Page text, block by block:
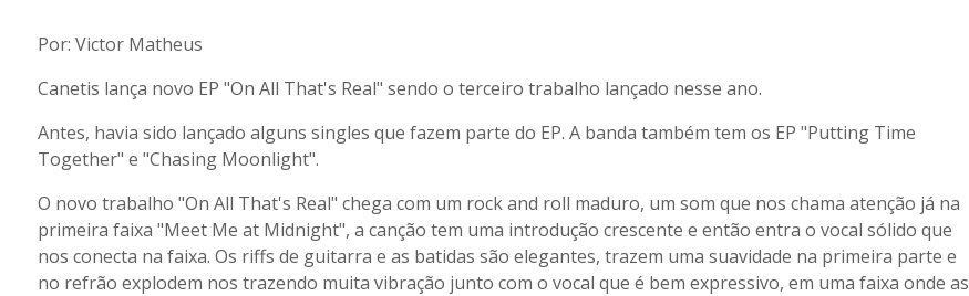
Por: Victor Matheus
Canetis lança novo EP "On All That's Real" sendo o terceiro trabalho lançado nesse ano.
Antes, havia sido lançado alguns singles que fazem parte do EP. A banda também tem os EP "Putting Time
Together" e "Chasing Moonlight".
O novo trabalho "On All That's Real" chega com um rock and roll maduro, um som que nos chama atenção já na
primeira faixa "Meet Me at Midnight", a canção tem uma introdução crescente e então entra o vocal sólido que
nos conecta na faixa. Os riffs de guitarra e as batidas são elegantes, trazem uma suavidade na primeira parte e
no refrão explodem nos trazendo muita vibração junto com o vocal que é bem expressivo, em uma faixa onde as